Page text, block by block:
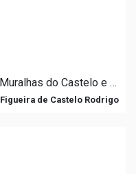
Muralhas do Castelo e Palácio de Cristóvão de Moura
Figueira de Castelo Rodrigo